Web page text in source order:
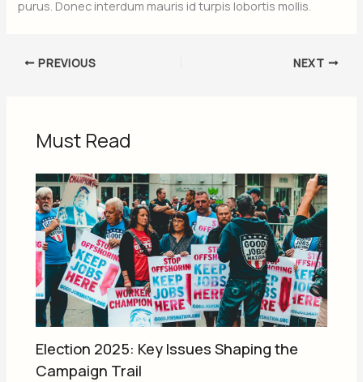
purus. Donec interdum mauris id turpis lobortis mollis.
PREVIOUS NEXT
Must Read
Election 2025: Key Issues Shaping the
Campaign Trail